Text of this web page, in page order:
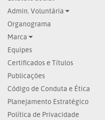
Admin. Voluntária
Organograma
Marca
Equipes
Certificados e Títulos
Publicações
Código de Conduta e Ética
Planejamento Estratégico
Política de Privacidade